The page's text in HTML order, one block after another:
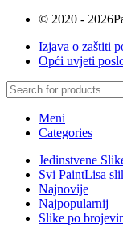
© 2020 -
Izjava o zaštiti
Opći uvjeti
Meni
Categories
Jedinstvene
Svi PaintLisa
Najnovije
Najpopularnij
Slike po